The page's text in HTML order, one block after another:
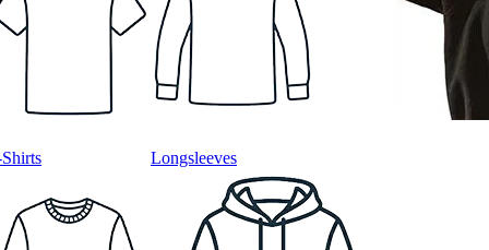
Longsleeves